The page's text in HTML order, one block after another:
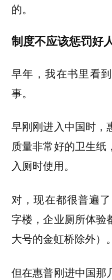
的。
制度不应该惩罚好
早年，我在书里看
事。
早刚刚进入中国时，
质量非常好的卫生纸
入厕时使用。
对，现在都很普遍
字楼，企业厕所体验
大号的金虹桥除外）。
但在惠普刚进中国那